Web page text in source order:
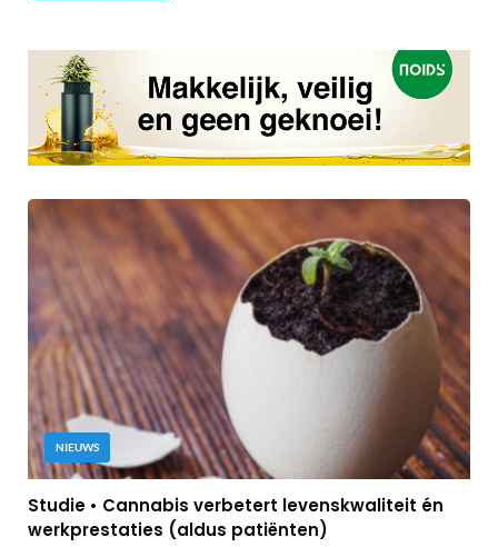
NIEUWS
Studie • Cannabis verbetert levenskwaliteit én
werkprestaties (aldus patiënten)